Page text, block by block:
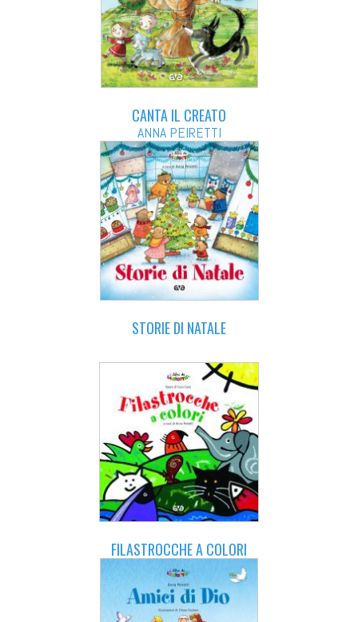
CANTA IL CREATO
ANNA PEIRETTI
STORIE DI NATALE
FILASTROCCHE A COLORI